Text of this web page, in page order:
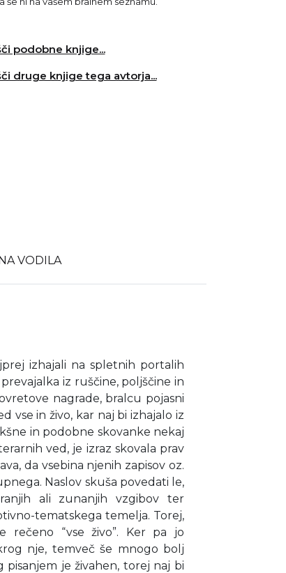
podobne knjige...
druge knjige tega avtorja...
VODILA
izhajali na spletnih portalih
iz ruščine, poljščine in
nagrade, bralcu pojasni
vse in živo, kar naj bi izhajalo iz
in podobne skovanke nekaj
ved, je izraz skovala prav
da vsebina njenih zapisov oz.
Naslov skuša povedati le,
ali zunanjih vzgibov ter
tematskega temelja. Torej,
rečeno “vse živo”. Ker pa jo
nje, temveč še mnogo bolj
pisanjem je živahen, torej naj bi